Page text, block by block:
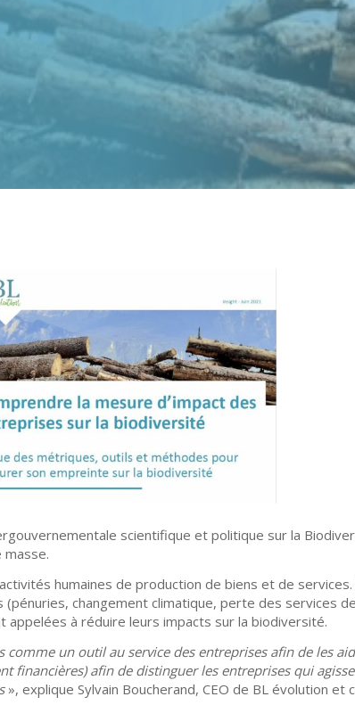
scientifique et politique sur la
masse.
humaines de production de biens et de services.
changement climatique, perte des services
à réduire leurs impacts sur la biodiversité.
comme un outil au service des entreprises afin de les
financières) afin de distinguer les entreprises qui
», explique Sylvain Boucherand, CEO de BL évolution et